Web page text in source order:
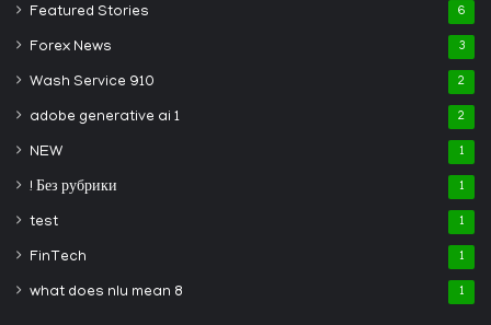
Featured Stories 6
Forex News 3
Wash Service 910 2
adobe generative ai 1 2
NEW 1
! Без рубрики 1
test 1
FinTech 1
what does nlu mean 8 1